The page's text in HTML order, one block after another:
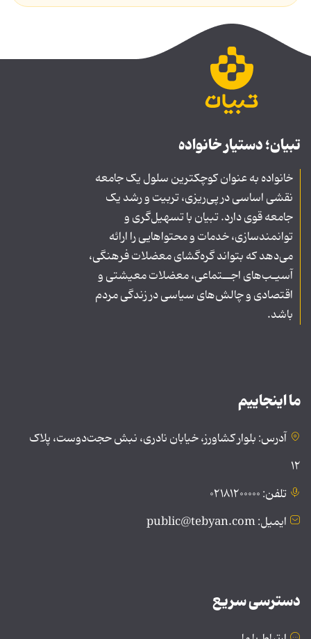
تبیان؛ دستیار خانواده
خانواده به عنوان کوچکترین سلول یک جامعه
نقشی اساسی در پی‌ریزی، تربیت و رشد یک
جامعه قوی دارد. تبیان با تسهیل‌گری و
توانمندسازی، خدمات و محتواهایی را ارائه
می‌دهد که بتواند گره‌گشای معضلات فرهنگی،
آسیـب‌های اجــتماعی، معضلات معیشتی و
اقتصادی و چالش‌های سیاسی در زندگی مردم
باشد.
ما اینجاییم
آدرس: بلوار کشاورز، خیابان نادری، نبش حجت‌دوست، پلاک
۱۲
تلفن: ۰۲۱۸۱۲۰۰۰۰۰
ایمیل: public@tebyan.com
دسترسی سریع